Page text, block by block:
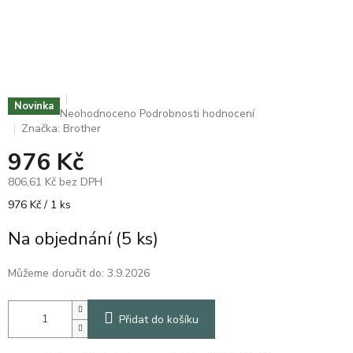
Novinka Průměrné
hodnocení
je
0,0
z
5
Neohodnoceno Podrobnosti hodnocení
Značka: Brother
976 Kč
806,61 Kč bez DPH
Měrná
976 Kč / 1 ks
Na objednání (5 ks)
Můžeme doručit do: 3.9.2026
Přidat do košíku